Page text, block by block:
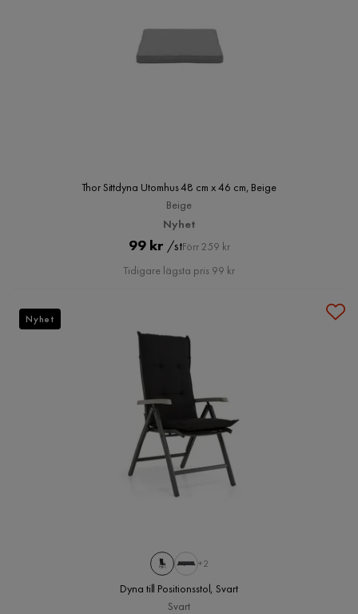
Thor Sittdyna Utomhus 48 cm x 46 cm, Beige
Beige
Nyhet
Pris
99 kr /stOriginal
Pris
Förr 259 kr
Tidigare lägsta pris 99 kr
+2
Dyna till Positionsstol, Svart
Svart
Nyhet